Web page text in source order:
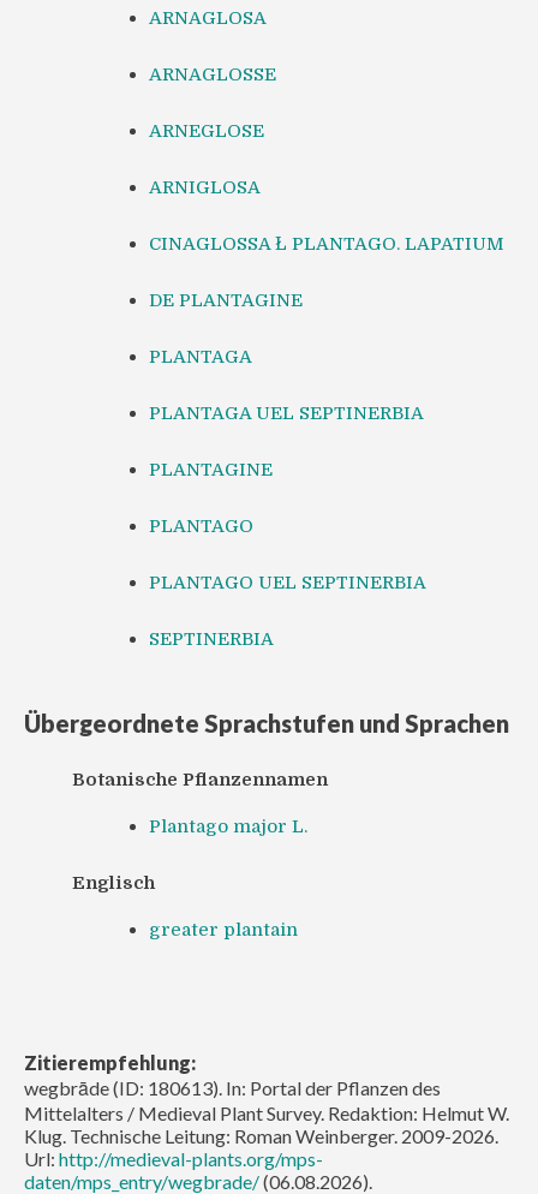
ARNAGLOSA
ARNAGLOSSE
ARNEGLOSE
ARNIGLOSA
CINAGLOSSA Ł PLANTAGO. LAPATIUM
DE PLANTAGINE
PLANTAGA
PLANTAGA UEL SEPTINERBIA
PLANTAGINE
PLANTAGO
PLANTAGO UEL SEPTINERBIA
SEPTINERBIA
Übergeordnete Sprachstufen und Sprachen
Botanische Pflanzennamen
Plantago major L.
Englisch
greater plantain
Zitierempfehlung:
wegbrāde (ID: 180613). In: Portal der Pflanzen des
Mittelalters / Medieval Plant Survey. Redaktion: Helmut W.
Klug. Technische Leitung: Roman Weinberger. 2009-2026.
Url: http://medieval-plants.org/mps-
daten/mps_entry/wegbrade/(06.08.2026).